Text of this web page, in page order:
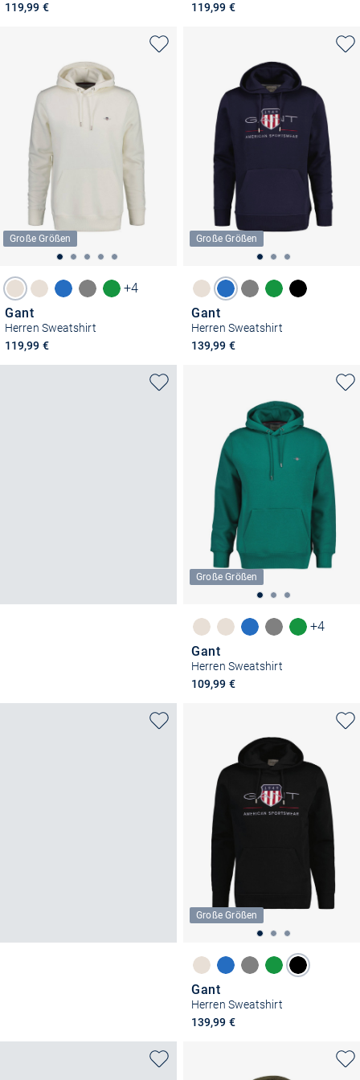
119,99 €
119,99 €
Große Größen
+4
Gant
Herren Sweatshirt
119,99 €
Große Größen
Gant
Herren Sweatshirt
139,99 €
Große Größen
+4
Gant
Herren Sweatshirt
109,99 €
Große Größen
Gant
Herren Sweatshirt
139,99 €